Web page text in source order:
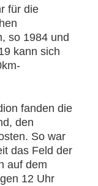
für die
so 1984 und
kann sich
fanden die
den
So war
das Feld der
auf dem
12 Uhr